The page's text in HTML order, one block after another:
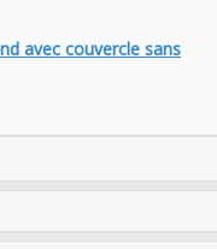
avec couvercle sans